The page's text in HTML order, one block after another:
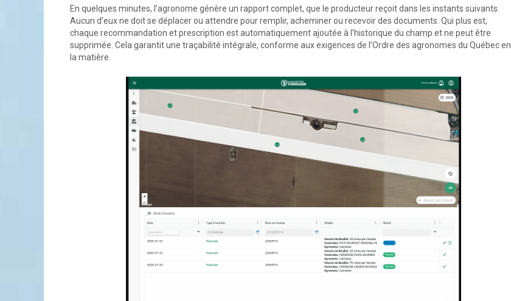
En quelques minutes, l’agronome génère un rapport complet, que le producteur reçoit dans les instants suivants.
Aucun d’eux ne doit se déplacer ou attendre pour remplir, acheminer ou recevoir des documents. Qui plus est,
chaque recommandation et prescription est automatiquement ajoutée à l’historique du champ et ne peut être
supprimée. Cela garantit une traçabilité intégrale, conforme aux exigences de l’Ordre des agronomes du Québec en
la matière.